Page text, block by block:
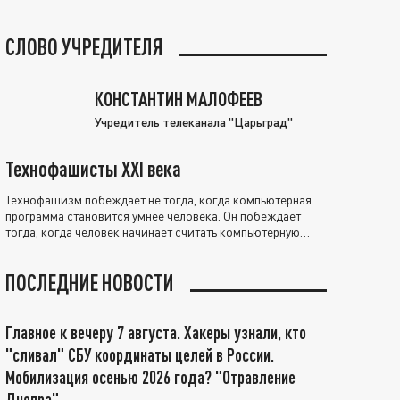
СЛОВО УЧРЕДИТЕЛЯ
КОНСТАНТИН МАЛОФЕЕВ
Учредитель телеканала "Царьград"
Технофашисты XXI века
Технофашизм побеждает не тогда, когда компьютерная
программа становится умнее человека. Он побеждает
тогда, когда человек начинает считать компьютерную
ПОСЛЕДНИЕ НОВОСТИ
Главное к вечеру 7 августа. Хакеры узнали, кто
"сливал" СБУ координаты целей в России.
Мобилизация осенью 2026 года? "Отравление